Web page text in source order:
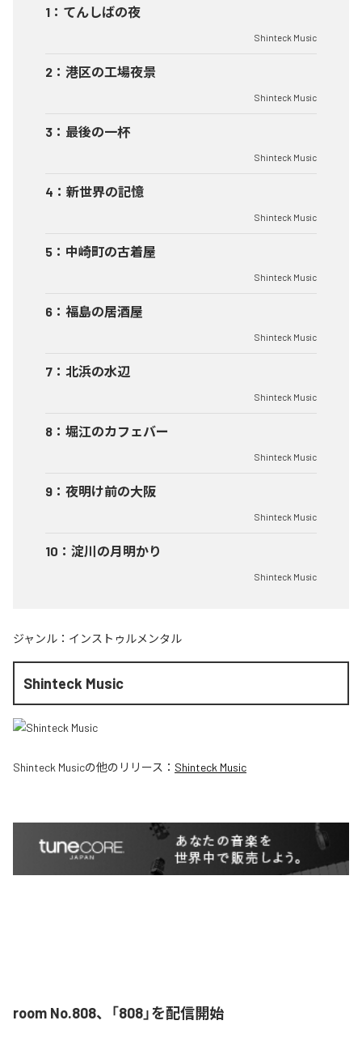
1 ： てんしばの夜
Shinteck Music
2 ： 港区の工場夜景
Shinteck Music
3 ： 最後の一杯
Shinteck Music
4 ： 新世界の記憶
Shinteck Music
5 ： 中崎町の古着屋
Shinteck Music
6 ： 福島の居酒屋
Shinteck Music
7 ： 北浜の水辺
Shinteck Music
8 ： 堀江のカフェバー
Shinteck Music
9 ： 夜明け前の大阪
Shinteck Music
10 ： 淀川の月明かり
Shinteck Music
ジャンル： インストゥルメンタル
Shinteck Music
Shinteck Musicの他のリリース： Shinteck Music
room No.808、「808」を配信開始